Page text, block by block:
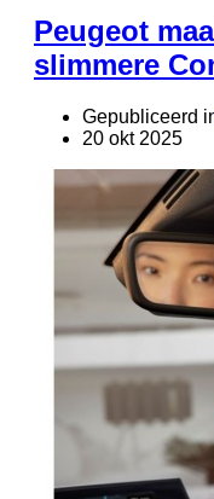
Peugeot
slimmere
Gepubliceerd
20 okt 2025